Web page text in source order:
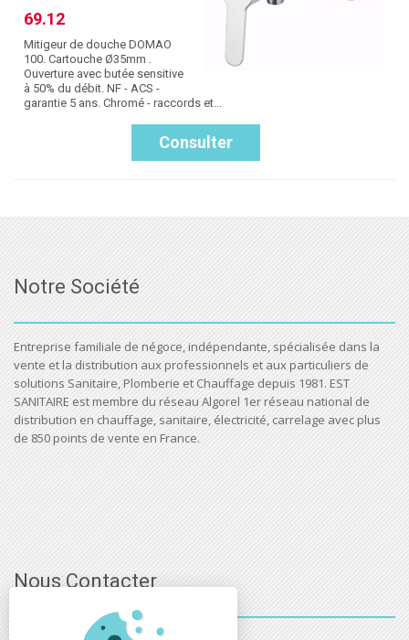
69.12
Mitigeur de douche DOMAO
100. Cartouche Ø35mm .
Ouverture avec butée sensitive
à 50% du débit. NF - ACS -
garantie 5 ans. Chromé - raccords et...
Consulter
Notre Société
Entreprise familiale de négoce, indépendante, spécialisée dans la
vente et la distribution aux professionnels et aux particuliers de
solutions Sanitaire, Plomberie et Chauffage depuis 1981. EST
SANITAIRE est membre du réseau Algorel 1er réseau national de
distribution en chauffage, sanitaire, électricité, carrelage avec plus
de 850 points de vente en France.
Nous Contacter